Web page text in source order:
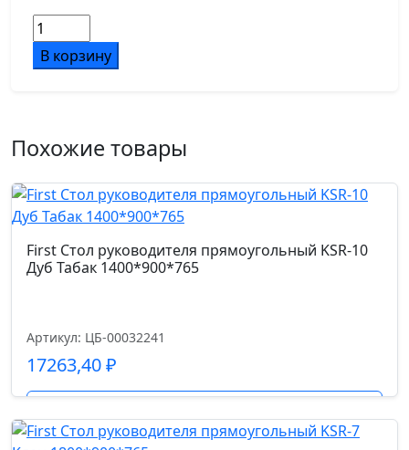
Количество
товара
First
KSR-
8
Дуб
Табак
2000*900*765
В корзину
Похожие товары
First Стол руководителя прямоугольный KSR-10
Дуб Табак 1400*900*765
Артикул: ЦБ-00032241
17263,40₽